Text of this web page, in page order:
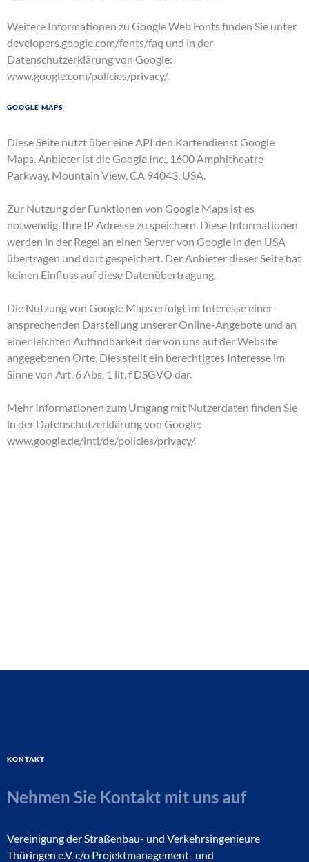
Weitere Informationen zu Google Web Fonts finden Sie unter
developers.google.com/fonts/faq und in der
Datenschutzerklärung von Google:
www.google.com/policies/privacy/.
Google Maps
Diese Seite nutzt über eine API den Kartendienst Google
Maps. Anbieter ist die Google Inc., 1600 Amphitheatre
Parkway, Mountain View, CA 94043, USA.
Zur Nutzung der Funktionen von Google Maps ist es
notwendig, Ihre IP Adresse zu speichern. Diese Informationen
werden in der Regel an einen Server von Google in den USA
übertragen und dort gespeichert. Der Anbieter dieser Seite hat
keinen Einfluss auf diese Datenübertragung.
Die Nutzung von Google Maps erfolgt im Interesse einer
ansprechenden Darstellung unserer Online-Angebote und an
einer leichten Auffindbarkeit der von uns auf der Website
angegebenen Orte. Dies stellt ein berechtigtes Interesse im
Sinne von Art. 6 Abs. 1 lit. f DSGVO dar.
Mehr Informationen zum Umgang mit Nutzerdaten finden Sie
in der Datenschutzerklärung von Google:
www.google.de/intl/de/policies/privacy/.
Kontakt
Nehmen Sie Kontakt mit uns auf
Vereinigung der Straßenbau- und Verkehrsingenieure
Thüringen e.V. c/o Projektmanagement- und